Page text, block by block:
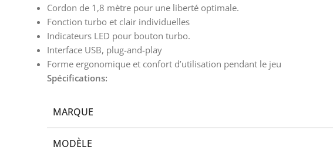
Cordon de 1,8 mètre pour une liberté optimale.
Fonction turbo et clair individuelles
Indicateurs LED pour bouton turbo.
Interface USB, plug-and-play
Forme ergonomique et confort d’utilisation pendant le jeu
Spécifications:
MARQUE
MODÈLE